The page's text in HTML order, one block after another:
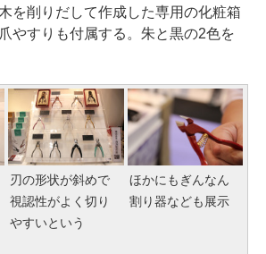
を削りだして作成した専用の化粧箱
やすりも付属する。朱と黒の2色を
刃の形状が斜めで
視認性がよく切り
やすいという
ほかにもぎんなん
割り器なども展示